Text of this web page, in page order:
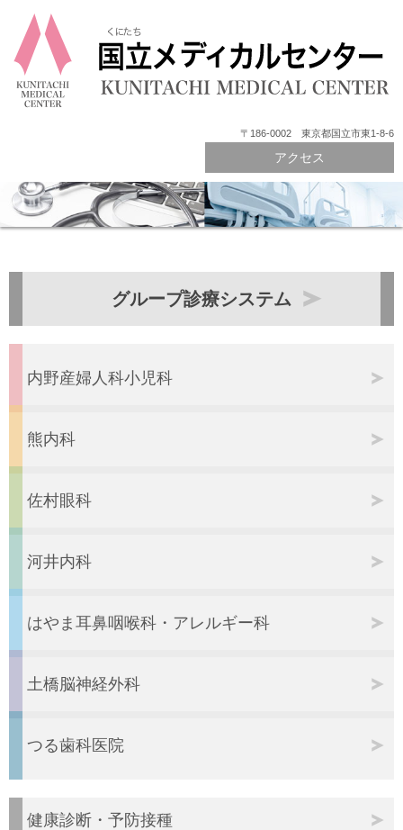
〒186-0002 東京都国立市東1-8-6
アクセス
グループ診療システム
内野産婦人科小児科
熊内科
佐村眼科
河井内科
はやま耳鼻咽喉科・ アレルギー科
土橋脳神経外科
つる歯科医院
健康診断・予防接種